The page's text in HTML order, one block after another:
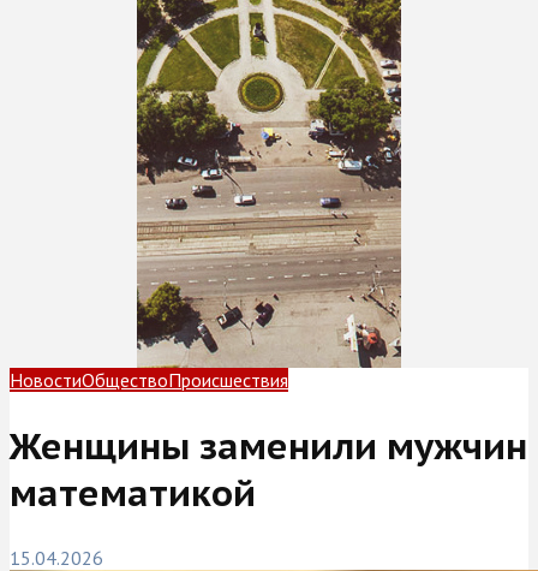
НовостиОбществоПроисшествия
Женщины заменили мужчин
математикой
15.04.2026